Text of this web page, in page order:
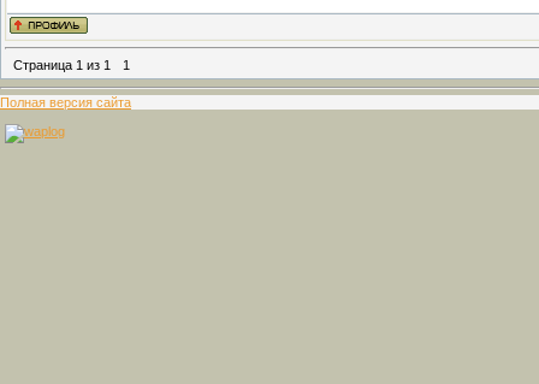
Страница 1 из 1 1
Полная версия сайта